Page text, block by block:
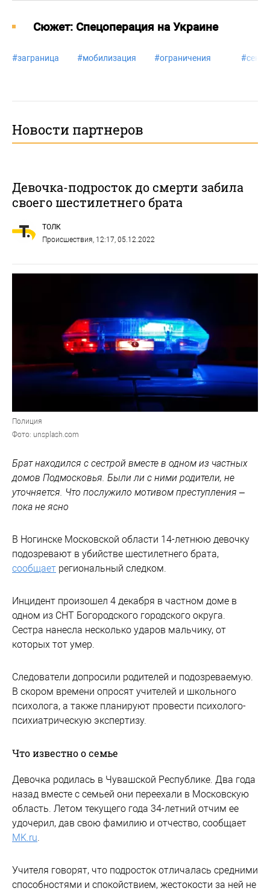
Cюжет: Спецоперация на Украине
#заграница #мобилизация #ограничения #
Новости партнеров
Девочка-подросток до смерти забила
своего шестилетнего брата
ТОЛК
Происшествия , 12:17, 05.12.2022
Полиция
Фото: unsplash.com
Брат находился с сестрой вместе в одном из частных
домов Подмосковья. Были ли с ними родители, не
уточняется. Что послужило мотивом преступления –
пока не ясно
В Ногинске Московской области 14-летнюю девочку
подозревают в убийстве шестилетнего брата,
сообщает региональный следком.
Инцидент произошел 4 декабря в частном доме в
одном из СНТ Богородского городского округа.
Сестра нанесла несколько ударов мальчику, от
которых тот умер.
Следователи допросили родителей и подозреваемую.
В скором времени опросят учителей и школьного
психолога, а также планируют провести психолого-
психиатрическую экспертизу.
Что известно о семье
Девочка родилась в Чувашской Республике. Два года
назад вместе с семьей они переехали в Московскую
область. Летом текущего года 34-летний отчим ее
удочерил, дав свою фамилию и отчество, сообщает
MK.ru.
Учителя говорят, что подросток отличалась средними
способностями и спокойствием, жестокости за ней не